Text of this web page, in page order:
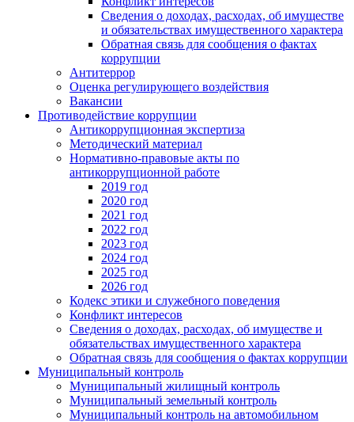
Сведения о доходах, расходах, об имуществе
и обязательствах имущественного характера
Обратная связь для сообщения о фактах
коррупции
Антитеррор
Оценка регулирующего воздействия
Вакансии
Противодействие коррупции
Антикоррупционная экспертиза
Методический материал
Нормативно-правовые акты по
антикоррупционной работе
2019 год
2020 год
2021 год
2022 год
2023 год
2024 год
2025 год
2026 год
Кодекс этики и служебного поведения
Конфликт интересов
Сведения о доходах, расходах, об имуществе и
обязательствах имущественного характера
Обратная связь для сообщения о фактах коррупции
Муниципальный контроль
Муниципальный жилищный контроль
Муниципальный земельный контроль
Муниципальный контроль на автомобильном